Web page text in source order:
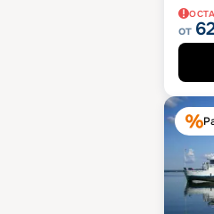
от